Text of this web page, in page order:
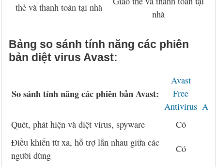
Bảng so sánh tính năng các phiên
bản diệt virus Avast:
So sánhtính năng các phiên bản Avast:
Avast
Free
Antivirus
Quét, phát hiện và diệt virus, spyware
Có
Điều khiển từ xa, hỗ trợ lẫn nhau giữa các
người dùng
Có